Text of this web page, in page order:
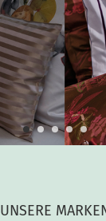
UNSERE